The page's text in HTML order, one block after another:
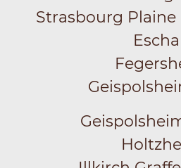
Strasbourg Plaine